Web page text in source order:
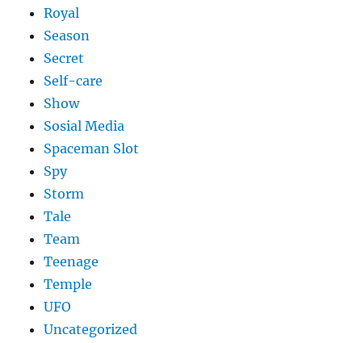
Royal
Season
Secret
Self-care
Show
Sosial Media
Spaceman Slot
Spy
Storm
Tale
Team
Teenage
Temple
UFO
Uncategorized